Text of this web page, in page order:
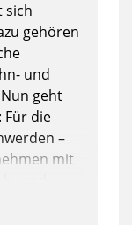
sich
gehören
und
geht
Für die
–
mit
eigenen